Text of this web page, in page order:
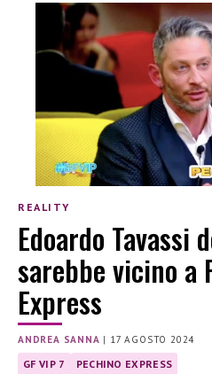
REALITY
Edoardo Tavassi
sarebbe vicino a
Express
ANDREA SANNA | 17 AGOSTO 2024
GF VIP 7 PECHINO EXPRESS